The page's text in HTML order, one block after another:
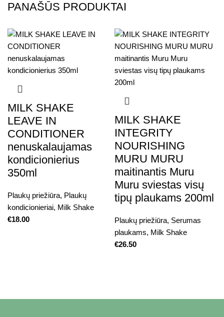
PANAŠŪS PRODUKTAI
MILK SHAKE
LEAVE IN
CONDITIONER
nenuskalaujamas
kondicionierius
350ml
Plaukų priežiūra, Plaukų
kondicionieriai, Milk Shake
€18.00
MILK SHAKE
INTEGRITY
NOURISHING
MURU MURU
maitinantis Muru
Muru sviestas visų
tipų plaukams 200ml
Plaukų priežiūra, Serumas
plaukams, Milk Shake
€26.50